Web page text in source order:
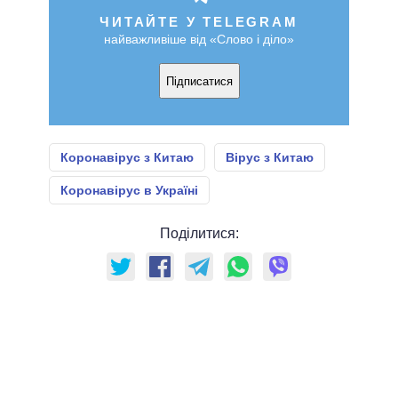
ЧИТАЙТЕ У TELEGRAM
найважливіше від «Слово і діло»
Підписатися
Коронавірус з Китаю Вірус з Китаю
Коронавірус в Україні
Поділитися: